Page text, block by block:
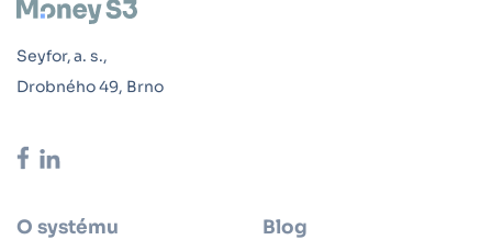
Seyfor, a. s.,
Drobného 49, Brno
O systému Blog